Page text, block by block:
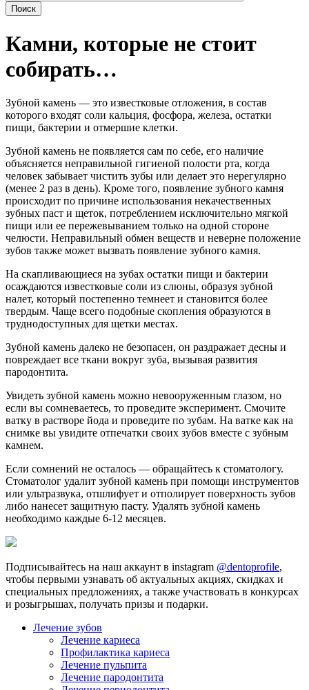
Камни, которые не стоит
собирать…
Зубной камень — это известковые отложения, в состав
которого входят соли кальция, фосфора, железа, остатки
пищи, бактерии и отмершие клетки.
Зубной камень не появляется сам по себе, его наличие
объясняется неправильной гигиеной полости рта, когда
человек забывает чистить зубы или делает это нерегулярно
(менее 2 раз в день). Кроме того, появление зубного камня
происходит по причине использования некачественных
зубных паст и щеток, потреблением исключительно мягкой
пищи или ее пережевыванием только на одной стороне
челюсти. Неправильный обмен веществ и неверне положение
зубов также может вызвать появление зубного камня.
На скапливающиеся на зубах остатки пищи и бактерии
осаждаются известковые соли из слюны, образуя зубной
налет, который постепенно темнеет и становится более
твердым. Чаще всего подобные скопления образуются в
труднодоступных для щетки местах.
Зубной камень далеко не безопасен, он раздражает десны и
повреждает все ткани вокруг зуба, вызывая развития
пародонтита.
Увидеть зубной камень можно невооруженным глазом, но
если вы сомневаетесь, то проведите эксперимент. Смочите
ватку в растворе йода и проведите по зубам. На ватке как на
снимке вы увидите отпечатки своих зубов вместе с зубным
камнем.
Если сомнений не осталось — обращайтесь к стоматологу.
Стоматолог удалит зубной камень при помощи инструментов
или ультразвука, отшлифует и отполирует поверхность зубов
либо нанесет защитную пасту. Удалять зубной камень
необходимо каждые 6-12 месяцев.
Подписывайтесь на наш аккаунт в instagram @dentoprofile,
чтобы первыми узнавать об актуальных акциях, скидках и
специальных предложениях, а также участвовать в конкурсах
и розыгрышах, получать призы и подарки.
Лечение зубов
Лечение кариеса
Профилактика кариеса
Лечение пульпита
Лечение пародонтита